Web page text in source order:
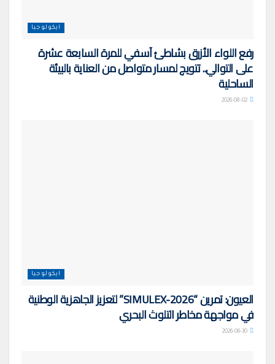
ايكولوجيا
رفع اللواء الأزرق بشاطئ آسفي للمرة السابعة عشرة
على التوالي.. تتويج لمسار متواصل من العناية بالبيئة
الساحلية
ايكولوجيا
العيون: تمرين “SIMULEX-2026” لتعزيز الجاهزية الوطنية
في مواجهة مخاطر التلوث البحري